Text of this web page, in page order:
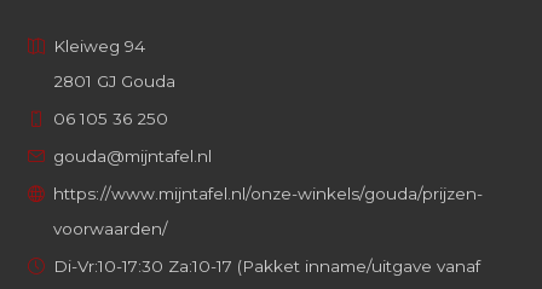
Kleiweg 94
2801 GJ Gouda
06 105 36 250
gouda@mijntafel.nl
https://www.mijntafel.nl/onze-winkels/gouda/prijzen-
voorwaarden/
Di-Vr:10-17:30 Za:10-17 (Pakket inname/uitgave vanaf